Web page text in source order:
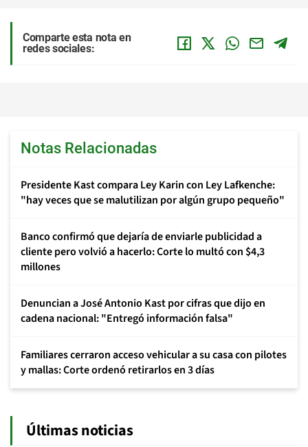
Comparte esta nota en
redes sociales:
Notas Relacionadas
Presidente Kast compara Ley Karin con Ley Lafkenche:
"hay veces que se malutilizan por algún grupo pequeño"
Banco confirmó que dejaría de enviarle publicidad a
cliente pero volvió a hacerlo: Corte lo multó con $4,3
millones
Denuncian a José Antonio Kast por cifras que dijo en
cadena nacional: "Entregó información falsa"
Familiares cerraron acceso vehicular a su casa con pilotes
y mallas: Corte ordenó retirarlos en 3 días
Últimas noticias